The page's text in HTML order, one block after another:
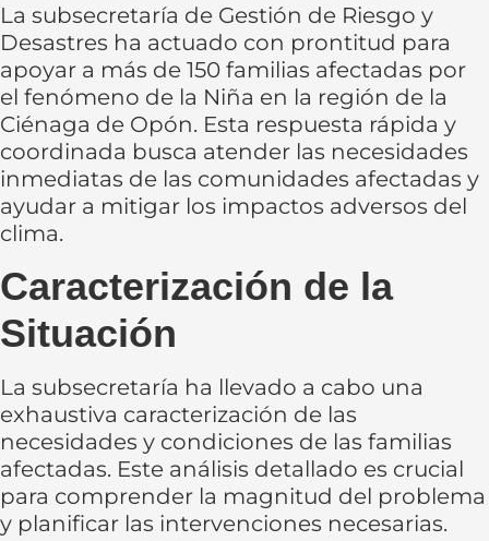
La subsecretaría de Gestión de Riesgo y
Desastres ha actuado con prontitud para
apoyar a más de 150 familias afectadas por
el fenómeno de la Niña en la región de la
Ciénaga de Opón. Esta respuesta rápida y
coordinada busca atender las necesidades
inmediatas de las comunidades afectadas y
ayudar a mitigar los impactos adversos del
clima.
Caracterización de la
Situación
La subsecretaría ha llevado a cabo una
exhaustiva caracterización de las
necesidades y condiciones de las familias
afectadas. Este análisis detallado es crucial
para comprender la magnitud del problema
y planificar las intervenciones necesarias.